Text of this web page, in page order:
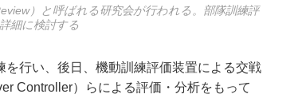
）と呼ばれる研究会が行われる。部隊訓練評
細に検討する
を行い、後日、機動訓練評価装置による交戦
Controller）らによる評価・分析をもって